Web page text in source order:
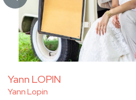
Yann LOPIN
Yann Lopin